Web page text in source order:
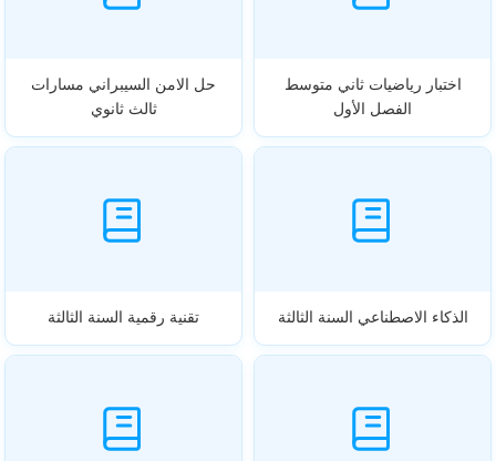
اختبار رياضيات ثاني متوسط
الفصل الأول
حل الامن السيبراني مسارات
ثالث ثانوي
الذكاء الاصطناعي السنة الثالثة تقنية رقمية السنة الثالثة